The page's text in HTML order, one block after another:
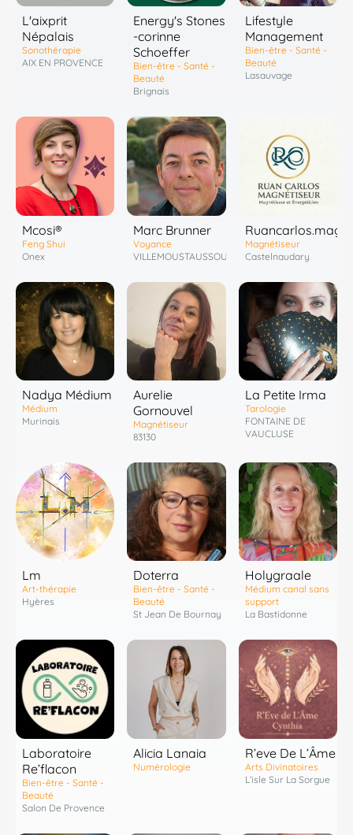
L'aixprit
Népalais
Sonothérapie
AIX EN PROVENCE
Energy's Stones
-corinne
Schoeffer
Bien-être - Santé -
Beauté
Brignais
Lifestyle
Management
Bien-être - Santé -
Beauté
Lasauvage
Mcosi®
Feng Shui
Onex
Marc Brunner
Voyance
VILLEMOUSTAUSSOU
Magnétiseur
Castelnaudary
Nadya Médium
Médium
Murinais
Aurelie
Gornouvel
Magnétiseur
83130
La Petite Irma
Tarologie
FONTAINE DE
VAUCLUSE
Lm
Art-thérapie
Hyères
Doterra
Bien-être - Santé -
Beauté
St Jean De Bournay
Holygraale
Médium canal sans
support
La Bastidonne
Laboratoire
Re’flacon
Bien-être - Santé -
Beauté
Salon De Provence
Alicia Lanaia
Numérologie
R’eve De L’Âme
Arts Divinatoires
L’isle Sur La Sorgue